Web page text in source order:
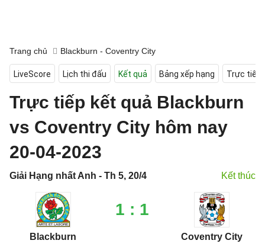
Trang chủ Blackburn - Coventry City
LiveScore Lịch thi đấu Kết quả Bảng xếp hạng Trực tiếp
Trực tiếp kết quả Blackburn
vs Coventry City hôm nay
20-04-2023
Giải Hạng nhất Anh - Th 5, 20/4 Kết thúc
Blackburn
1 : 1
Coventry City